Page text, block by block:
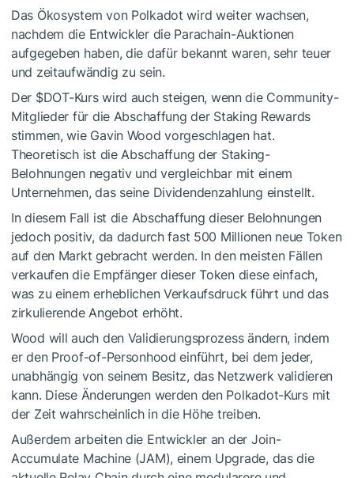
Das Ökosystem von Polkadot wird weiter wachsen,
nachdem die Entwickler die Parachain-Auktionen
aufgegeben haben, die dafür bekannt waren, sehr teuer
und zeitaufwändig zu sein.
Der $DOT-Kurs wird auch steigen, wenn die Community-
Mitglieder für die Abschaffung der Staking Rewards
stimmen, wie Gavin Wood vorgeschlagen hat.
Theoretisch ist die Abschaffung der Staking-
Belohnungen negativ und vergleichbar mit einem
Unternehmen, das seine Dividendenzahlung einstellt.
In diesem Fall ist die Abschaffung dieser Belohnungen
jedoch positiv, da dadurch fast 500 Millionen neue Token
auf den Markt gebracht werden. In den meisten Fällen
verkaufen die Empfänger dieser Token diese einfach,
was zu einem erheblichen Verkaufsdruck führt und das
zirkulierende Angebot erhöht.
Wood will auch den Validierungsprozess ändern, indem
er den Proof-of-Personhood einführt, bei dem jeder,
unabhängig von seinem Besitz, das Netzwerk validieren
kann. Diese Änderungen werden den Polkadot-Kurs mit
der Zeit wahrscheinlich in die Höhe treiben.
Außerdem arbeiten die Entwickler an der Join-
Accumulate Machine (JAM), einem Upgrade, das die